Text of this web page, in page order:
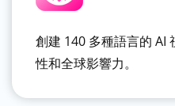
創建 140 多種語言的 AI
性和全球影響力。